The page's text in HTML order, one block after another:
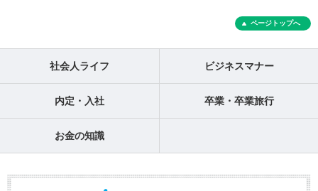
ページトップへ
社会人ライフ ビジネスマナー
内定・入社 卒業・卒業旅行
お金の知識